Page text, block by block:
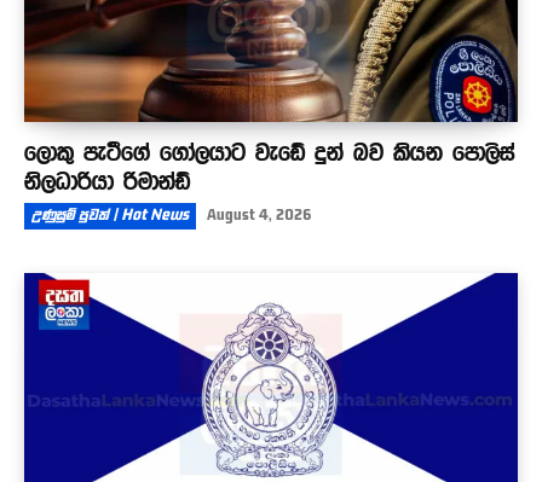
ලොකු පැටීගේ ගෝලයාට වැඩේ දුන් බව කියන පොලිස්
නිලධාරියා රිමාන්ඩ්
උණුසුම් පුවත් | Hot News August 4, 2026